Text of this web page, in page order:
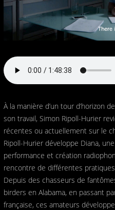
À la manière d’un tour d’horizon
son travail, Simon Ripoll-Hurier
récentes ou actuellement sur le
Ripoll-Hurier développe Diana,
performance et création
rencontre de différentes
Depuis des chasseurs de
birders en Alabama, en passant
française, ces amateurs